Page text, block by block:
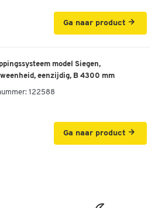
Ga naar product
model Siegen,
eenzijdig, B 4300 mm
122588
Ga naar product